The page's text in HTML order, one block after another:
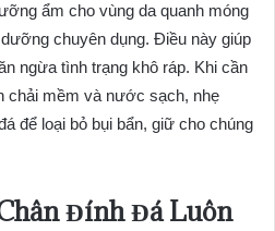
ẩm cho vùng da quanh móng
chuyên dụng. Điều này giúp
ngừa tình trạng khô ráp. Khi cần
chải mềm và nước sạch, nhẹ
để loại bỏ bụi bẩn, giữ cho chúng
Đính Đá Luôn